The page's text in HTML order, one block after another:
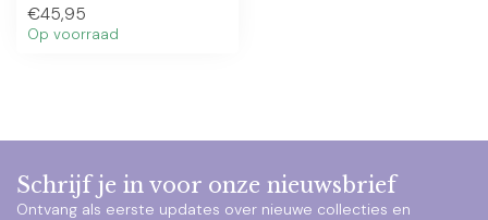
€45,95
Op voorraad
Schrijf je in voor onze nieuwsbrief
Ontvang als eerste updates over nieuwe collecties en